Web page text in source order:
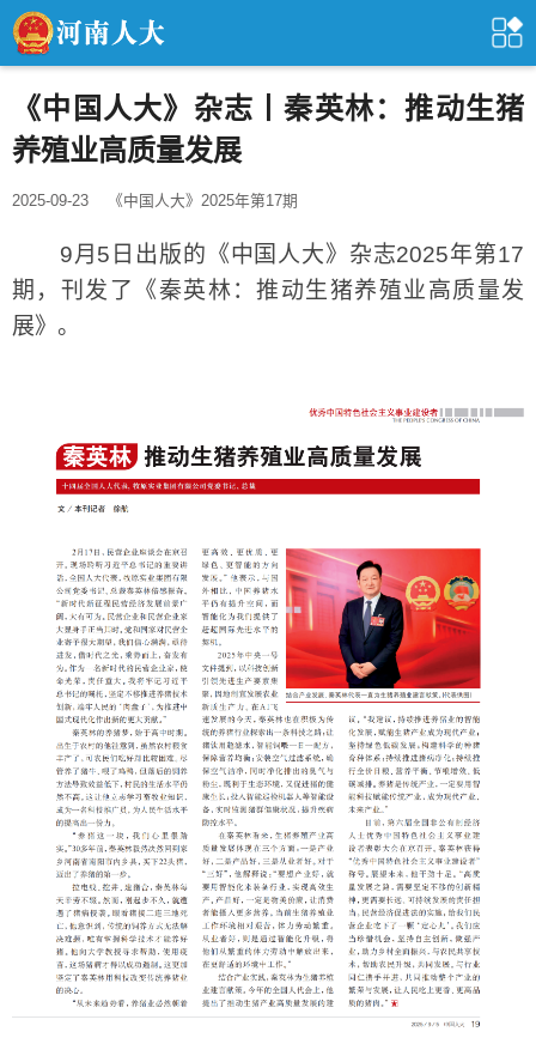
《中国人大》杂志丨秦英林：推动生猪
养殖业高质量发展
2025-09-23 《中国人大》2025年第17期
9月5日出版的《中国人大》杂志2025年第17
期，刊发了《秦英林：推动生猪养殖业高质量发
展》。